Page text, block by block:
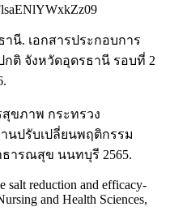
นี. เอกสารประกอบการ
ติ จังหวัดอุดรธานี รอบที่ 2
ขภาพ กระทรวง
นปรับเปลี่ยนพฤติกรรม
ารณสุข นนทบุรี 2565.
salt reduction and efficacy-
and Health Sciences,